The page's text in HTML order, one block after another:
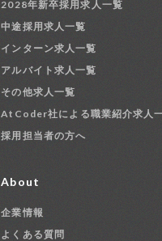
2028年新卒採用求人一覧
中途採用求人一覧
インターン求人一覧
アルバイト求人一覧
その他求人一覧
AtCoder社による職業紹介求人
採用担当者の方へ
About
企業情報
よくある質問